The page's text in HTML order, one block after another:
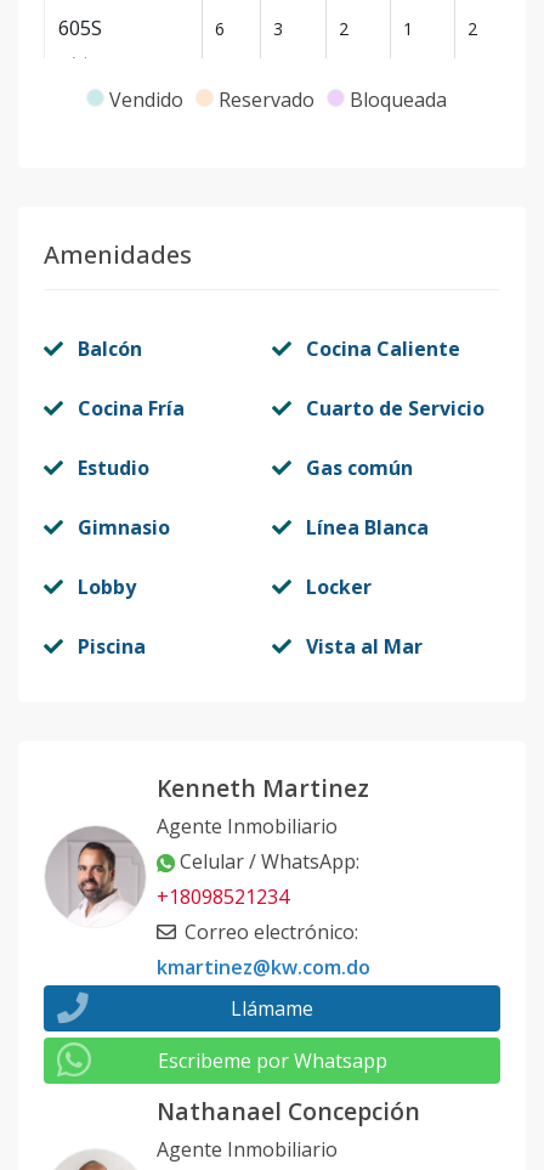
605S
Código
6 3 2 1 2
Código 412841-11
Código 412841
Vendido Reservado Bloqueada
Amenidades
Balcón Cocina Caliente
Cocina Fría Cuarto de Servicio
Estudio Gas común
Gimnasio Línea Blanca
Lobby Locker
Piscina Vista al Mar
Kenneth Martinez
Agente Inmobiliario
Celular / WhatsApp:
+18098521234
Correo electrónico:
kmartinez@kw.com.do
Llámame
Escribeme por Whatsapp
Nathanael Concepción
Agente Inmobiliario